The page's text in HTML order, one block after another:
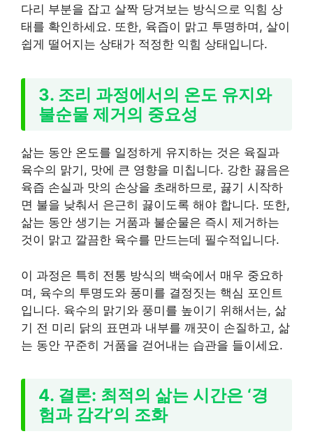
다리 부분을 잡고 살짝 당겨보는 방식으로 익힘 상
태를 확인하세요. 또한, 육즙이 맑고 투명하며, 살이
쉽게 떨어지는 상태가 적정한 익힘 상태입니다.
3. 조리 과정에서의 온도 유지와
불순물 제거의 중요성
삶는 동안 온도를 일정하게 유지하는 것은 육질과
육수의 맑기, 맛에 큰 영향을 미칩니다. 강한 끓음은
육즙 손실과 맛의 손상을 초래하므로, 끓기 시작하
면 불을 낮춰서 은근히 끓이도록 해야 합니다. 또한,
삶는 동안 생기는 거품과 불순물은 즉시 제거하는
것이 맑고 깔끔한 육수를 만드는데 필수적입니다.
이 과정은 특히 전통 방식의 백숙에서 매우 중요하
며, 육수의 투명도와 풍미를 결정짓는 핵심 포인트
입니다. 육수의 맑기와 풍미를 높이기 위해서는, 삶
기 전 미리 닭의 표면과 내부를 깨끗이 손질하고, 삶
는 동안 꾸준히 거품을 걷어내는 습관을 들이세요.
4. 결론: 최적의 삶는 시간은 ‘경
험과 감각’의 조화